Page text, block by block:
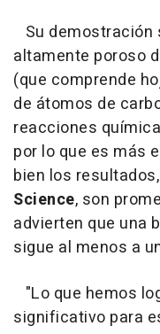
Su demostración
altamente poroso
(que comprende
de átomos de
reacciones
por lo que es más
bien los resultados,
Science, son
advierten que una
sigue al menos a
"Lo que hemos
significativo para